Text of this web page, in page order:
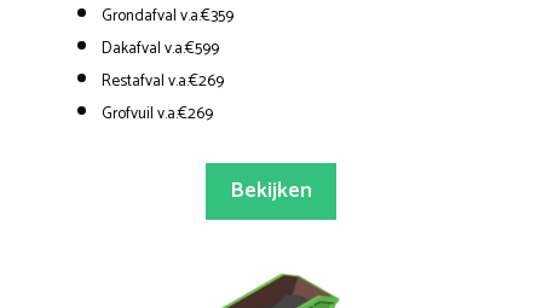
Grondafval v.a.€359
Dakafval v.a.€599
Restafval v.a.€269
Grofvuil v.a.€269
Bekijken